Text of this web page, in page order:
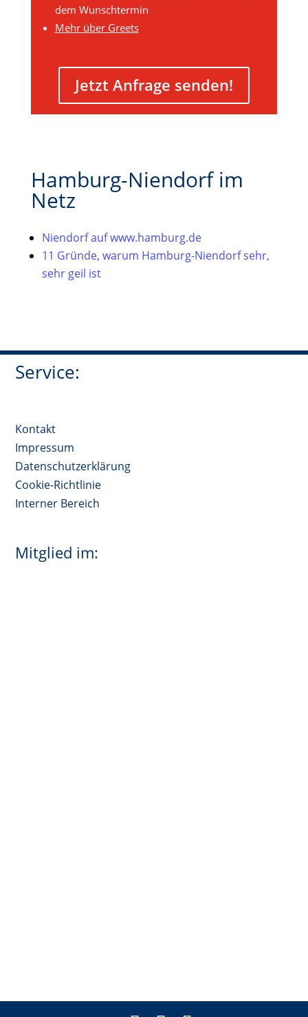
dem Wunschtermin
Mehr über Greets
Jetzt Anfrage senden!
Hamburg-Niendorf im
Netz
Niendorf auf www.hamburg.de
11 Gründe, warum Hamburg-Niendorf sehr,
sehr geil ist
Service:
Kontakt
Impressum
Datenschutzerklärung
Cookie-Richtlinie
Interner Bereich
Mitglied im: